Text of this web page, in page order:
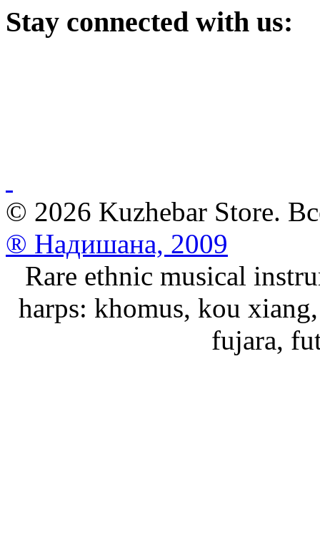
Stay connected with us:
© 2026 Kuzhebar Store.
® Надишана, 2009
Rare ethnic musical
harps: khomus, kou
fujara,